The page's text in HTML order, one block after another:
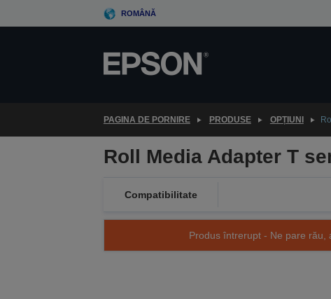
to
ROMÂNĂ
PAGINA DE PORNIRE PRODUSE OPȚIUNI
Roll Media Adapter T
Compatibilitate
Produs întrerupt - Ne pare rău,